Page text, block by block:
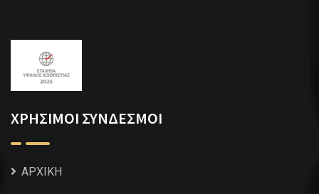
ΧΡΗΣΙΜΟΙ ΣΥΝΔΕΣΜΟΙ
ΑΡΧΙΚΗ